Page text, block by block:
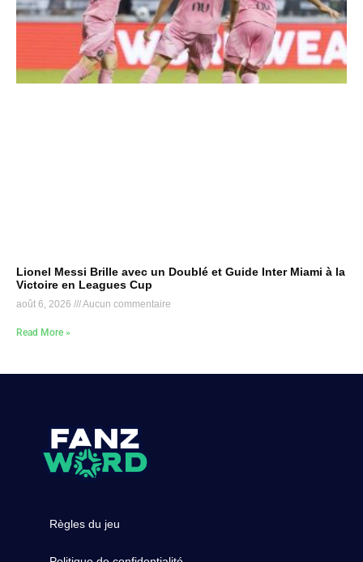
Lionel Messi Brille avec un Doublé et Guide Inter Miami à la
Victoire en Leagues Cup
août 6, 2026 Aucun commentaire
Read More »
Règles du jeu